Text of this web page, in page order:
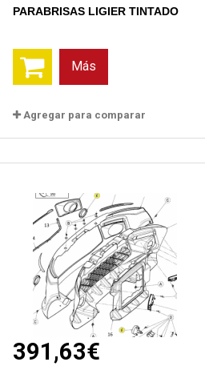
PARABRISAS LIGIER TINTADO
Más
Agregar para comparar
391,63€